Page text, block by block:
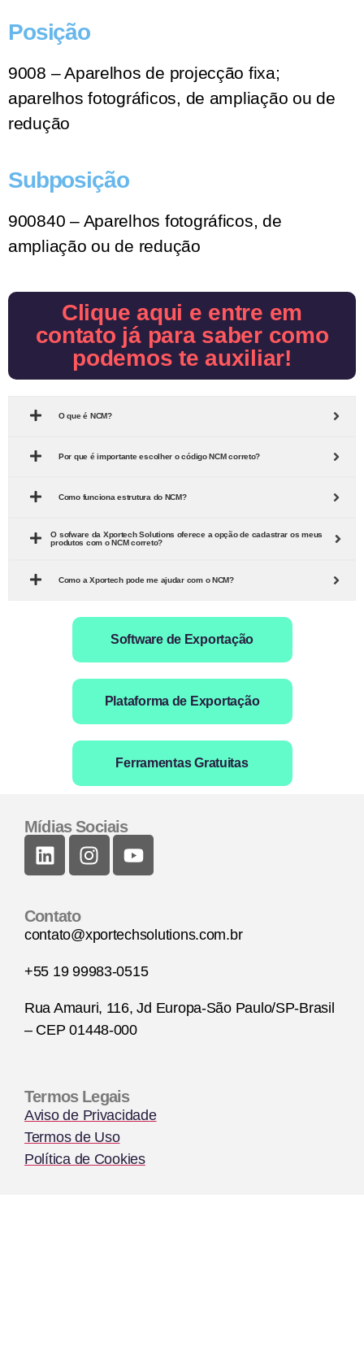
Posição
9008 – Aparelhos de projecção fixa;
aparelhos fotográficos, de ampliação ou de
redução
Subposição
900840 – Aparelhos fotográficos, de
ampliação ou de redução
Clique aqui e entre em
contato já para saber como
podemos te auxiliar!
O que é NCM?
Por que é importante escolher o código NCM correto?
Como funciona estrutura do NCM?
O sofware da Xportech Solutions oferece a opção de cadastrar os meus
produtos com o NCM correto?
Como a Xportech pode me ajudar com o NCM?
Software de Exportação
Plataforma de Exportação
Ferramentas Gratuitas
Mídias Sociais
Contato
contato@xportechsolutions.com.br
+55 19 99983-0515
Rua Amauri, 116, Jd Europa-São Paulo/SP-Brasil
– CEP 01448-000
Termos Legais
Aviso de Privacidade
Termos de Uso
Política de Cookies